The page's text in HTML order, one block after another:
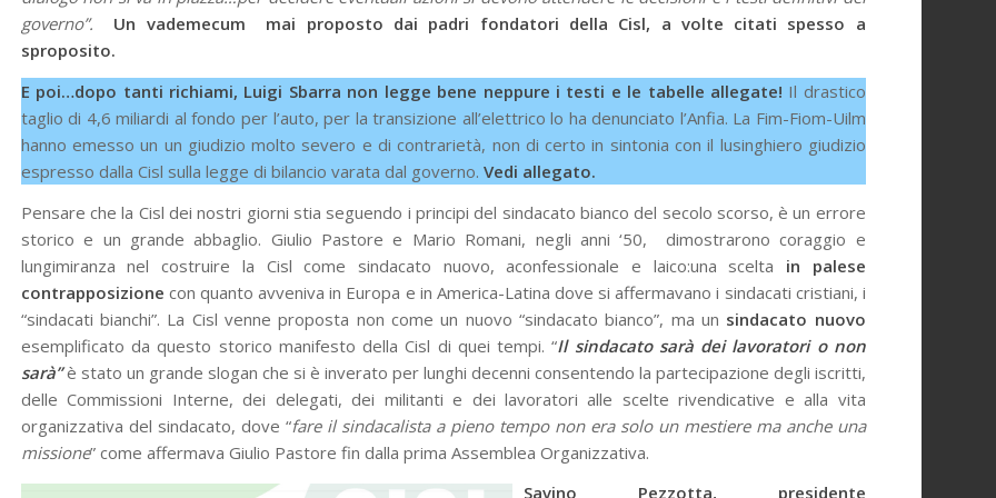
governo”. Un vademecum mai proposto dai padri fondatori della Cisl, a volte citati spesso a
sproposito.
E poi…dopo tanti richiami, Luigi Sbarra non legge bene neppure i testi e le tabelle allegate! Il drastico
taglio di 4,6 miliardi al fondo per l’auto, per la transizione all’elettrico lo ha denunciato l’Anfia. La Fim-Fiom-Uilm
hanno emesso un un giudizio molto severo e di contrarietà, non di certo in sintonia con il lusinghiero giudizio
espresso dalla Cisl sulla legge di bilancio varata dal governo. Vedi allegato.
Pensare che la Cisl dei nostri giorni stia seguendo i principi del sindacato bianco del secolo scorso, è un errore
storico e un grande abbaglio. Giulio Pastore e Mario Romani, negli anni ‘50, dimostrarono coraggio e
lungimiranza nel costruire la Cisl come sindacato nuovo, aconfessionale e laico:una scelta in palese
contrapposizione con quanto avveniva in Europa e in America-Latina dove si affermavano i sindacati cristiani, i
“sindacati bianchi”. La Cisl venne proposta non come un nuovo “sindacato bianco”, ma un sindacato nuovo
esemplificato da questo storico manifesto della Cisl di quei tempi. “Il sindacato sarà dei lavoratori o non
sarà”è stato un grande slogan che si è inverato per lunghi decenni consentendo la partecipazione degli iscritti,
delle Commissioni Interne, dei delegati, dei militanti e dei lavoratori alle scelte rivendicative e alla vita
organizzativa del sindacato, dove “fare il sindacalista a pieno tempo non era solo un mestiere ma anche una
missione” come affermava Giulio Pastore fin dalla prima Assemblea Organizzativa.
Savino Pezzotta, presidente